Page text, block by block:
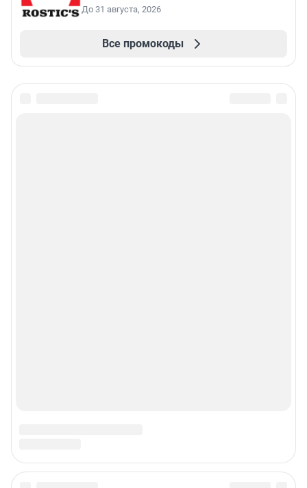
До 31 августа, 2026
Все промокоды